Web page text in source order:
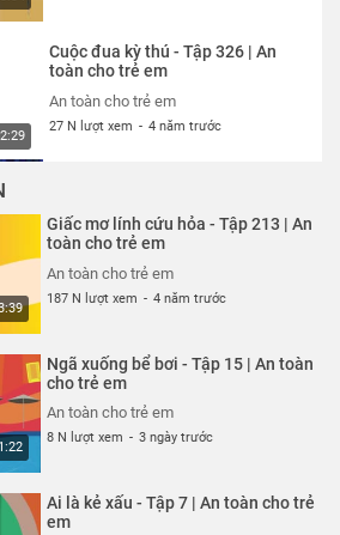
Cuộc đua kỳ thú - Tập 326 | An
toàn cho trẻ em
An toàn cho trẻ em
27 N lượt xem - 4 năm trước
An toàn cho trẻ em
27 N lượt xem
An toàn cho trẻ em
An toàn cho trẻ em
27 N lượt xem
An toàn cho trẻ em
Giấc mơ lính cứu hỏa - Tập 213 | An
toàn cho trẻ em
An toàn cho trẻ em
187 N lượt xem - 4 năm trước
Ngã xuống bể bơi - Tập 15 | An toàn
cho trẻ em
An toàn cho trẻ em
8 N lượt xem - 3 ngày trước
Ai là kẻ xấu - Tập 7 | An toàn cho trẻ
em